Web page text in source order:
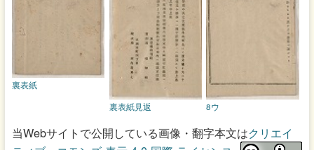
8ウ
裏表紙見返
裏表紙
当Webサイトで公開している画像・翻字本文はクリエイ